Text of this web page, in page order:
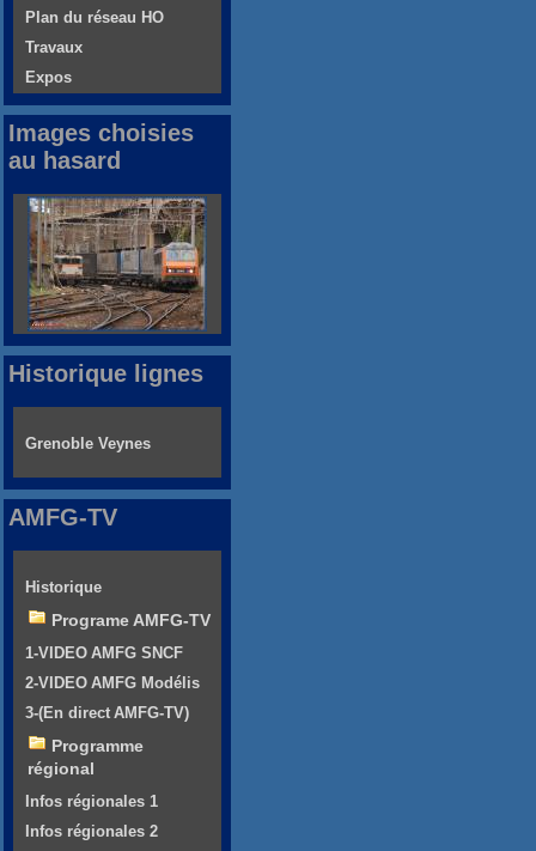
Plan du réseau HO
Travaux
Expos
Images choisies
au hasard
Historique lignes
Grenoble Veynes
AMFG-TV
Historique
Programe AMFG-TV
1-VIDEO AMFG SNCF
2-VIDEO AMFG Modélis
3-(En direct AMFG-TV)
Programme
régional
Infos régionales 1
Infos régionales 2